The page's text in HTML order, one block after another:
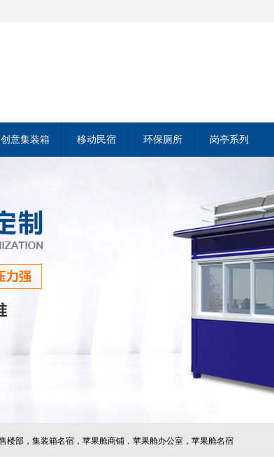
创意集装箱 移动民宿 环保厕所 岗亭系列
楼部，集装箱名宿，苹果舱商铺，苹果舱办公室，苹果舱名宿